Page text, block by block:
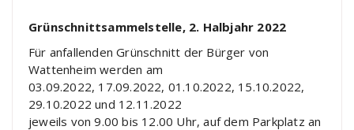
Grünschnittsammelstelle, 2. Halbjahr 2022
Für anfallenden Grünschnitt der Bürger von
Wattenheim werden am
03.09.2022, 17.09.2022, 01.10.2022, 15.10.2022,
29.10.2022 und 12.11.2022
jeweils von 9.00 bis 12.00 Uhr, auf dem Parkplatz an